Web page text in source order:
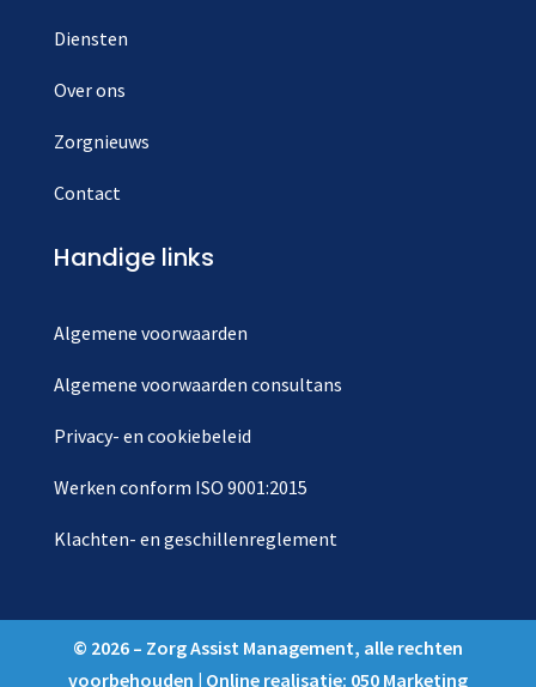
Diensten
Over ons
Zorgnieuws
Contact
Handige links
Algemene voorwaarden
Algemene voorwaarden consultans
Privacy- en cookiebeleid
Werken conform ISO 9001:2015
Klachten- en geschillenreglement
© 2026 – Zorg Assist Management, alle rechten
voorbehouden | Online realisatie: 050 Marketing